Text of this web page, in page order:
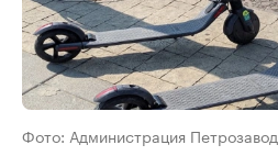
Фото: Администрация